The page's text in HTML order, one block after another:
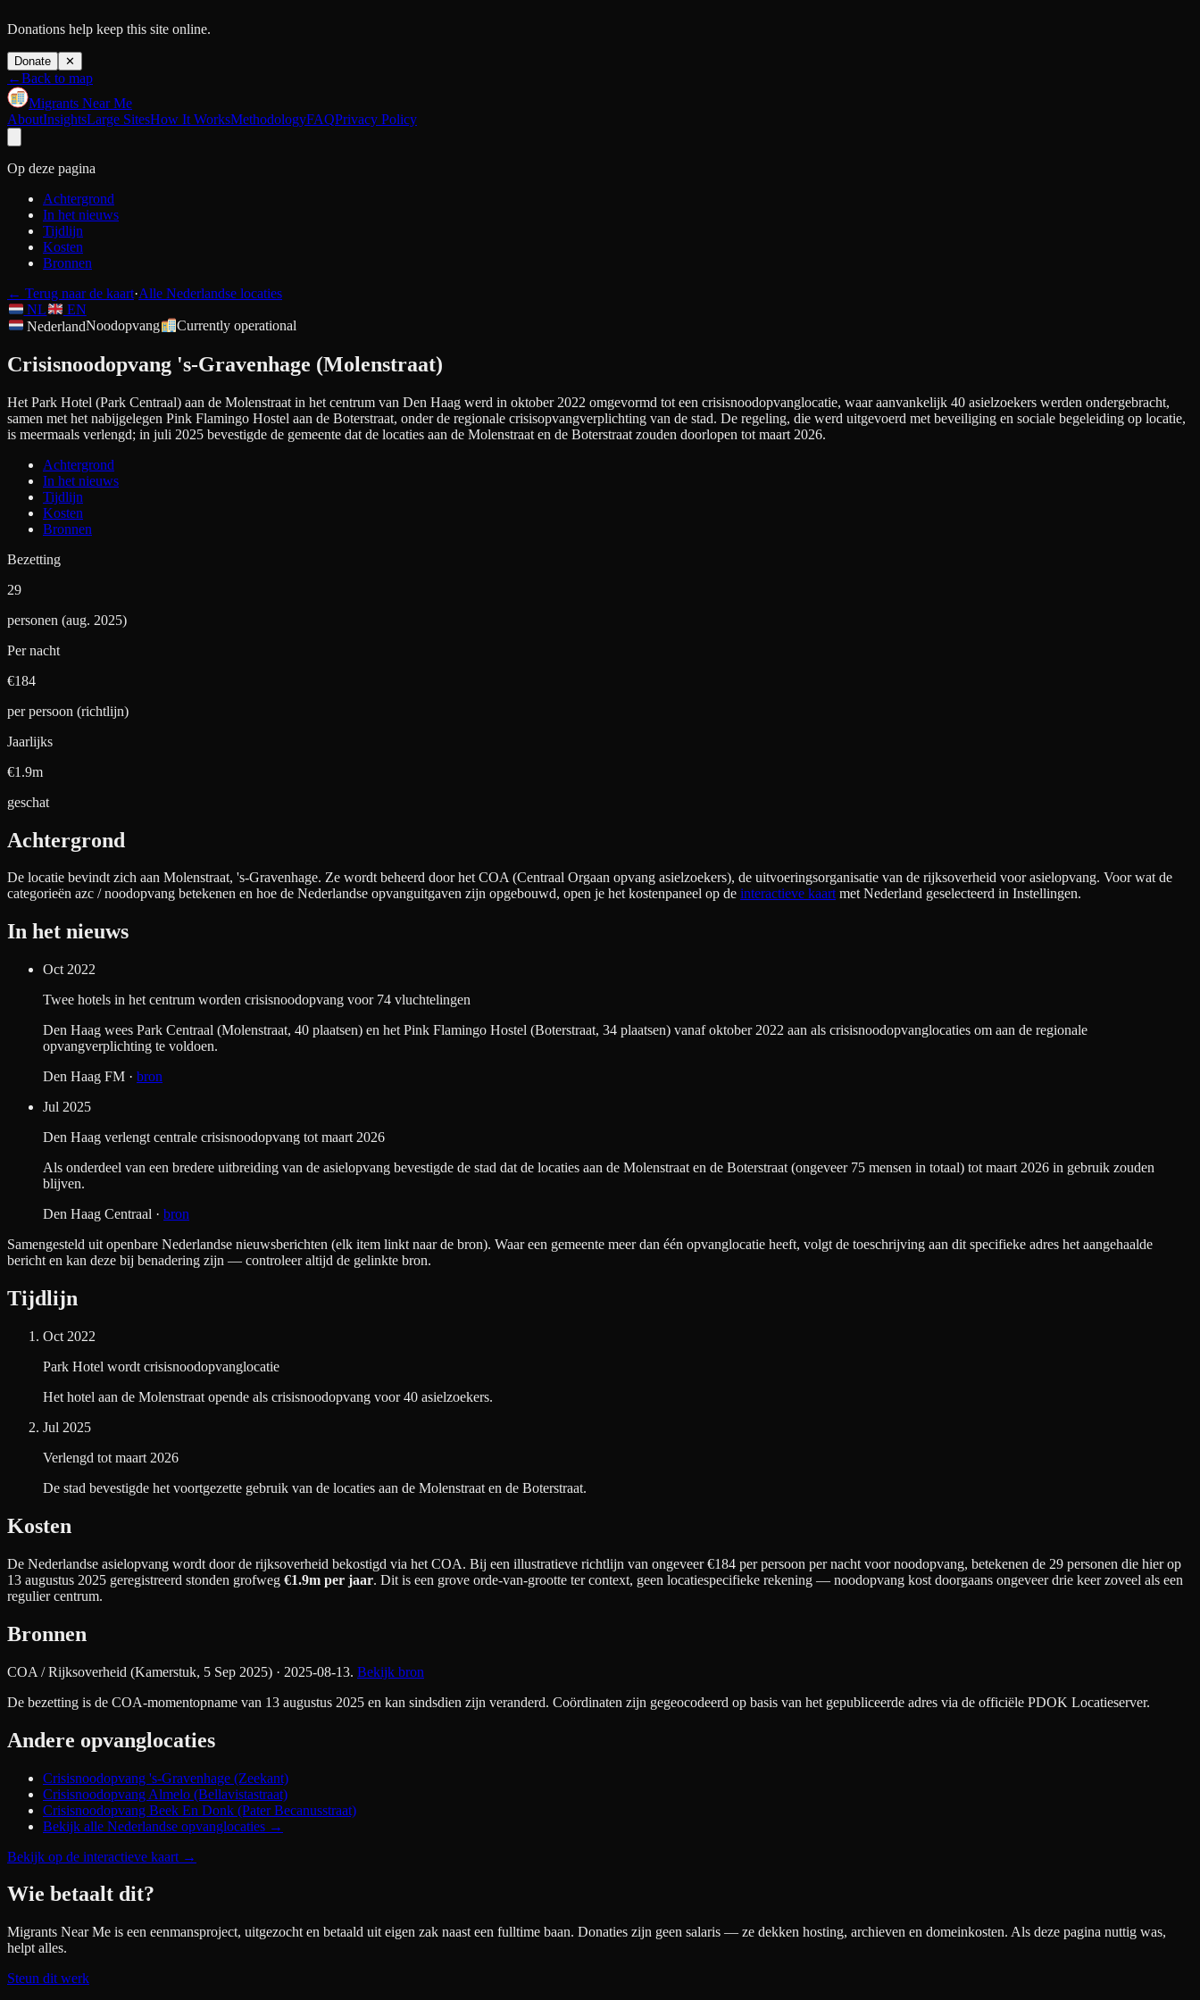
Donations help keep this site online.
Donate ✕
←Back to map
Migrants Near Me
AboutInsightsLarge SitesHow It WorksMethodologyFAQPrivacy Policy
Op deze pagina
Achtergrond
In het nieuws
Tijdlijn
Kosten
Bronnen
← Terug naar de kaart·Alle Nederlandse locaties
NL
EN
NederlandNoodopvang Currently operational
Crisisnoodopvang 's-Gravenhage (Molenstraat)
Het Park Hotel (Park Centraal) aan de Molenstraat in het centrum van Den Haag werd in oktober 2022 omgevormd tot een crisisnoodopvanglocatie, waar aanvankelijk 40 asielzoekers werden ondergebracht,
samen met het nabijgelegen Pink Flamingo Hostel aan de Boterstraat, onder de regionale crisisopvangverplichting van de stad. De regeling, die werd uitgevoerd met beveiliging en sociale begeleiding op locatie,
is meermaals verlengd; in juli 2025 bevestigde de gemeente dat de locaties aan de Molenstraat en de Boterstraat zouden doorlopen tot maart 2026.
Achtergrond
In het nieuws
Tijdlijn
Kosten
Bronnen
Bezetting
29
personen (aug. 2025)
Per nacht
€184
per persoon (richtlijn)
Jaarlijks
€1.9m
geschat
Achtergrond
De locatie bevindt zich aan Molenstraat, 's-Gravenhage. Ze wordt beheerd door het COA (Centraal Orgaan opvang asielzoekers), de uitvoeringsorganisatie van de rijksoverheid voor asielopvang. Voor wat de
categorieën azc / noodopvang betekenen en hoe de Nederlandse opvanguitgaven zijn opgebouwd, open je het kostenpaneel op de interactieve kaart met Nederland geselecteerd in Instellingen.
In het nieuws
Oct 2022
Twee hotels in het centrum worden crisisnoodopvang voor 74 vluchtelingen
Den Haag wees Park Centraal (Molenstraat, 40 plaatsen) en het Pink Flamingo Hostel (Boterstraat, 34 plaatsen) vanaf oktober 2022 aan als crisisnoodopvanglocaties om aan de regionale
opvangverplichting te voldoen.
Den Haag FM · bron
Jul 2025
Den Haag verlengt centrale crisisnoodopvang tot maart 2026
Als onderdeel van een bredere uitbreiding van de asielopvang bevestigde de stad dat de locaties aan de Molenstraat en de Boterstraat (ongeveer 75 mensen in totaal) tot maart 2026 in gebruik zouden
blijven.
Den Haag Centraal · bron
Samengesteld uit openbare Nederlandse nieuwsberichten (elk item linkt naar de bron). Waar een gemeente meer dan één opvanglocatie heeft, volgt de toeschrijving aan dit specifieke adres het aangehaalde
bericht en kan deze bij benadering zijn — controleer altijd de gelinkte bron.
Tijdlijn
Oct 2022
Park Hotel wordt crisisnoodopvanglocatie
Het hotel aan de Molenstraat opende als crisisnoodopvang voor 40 asielzoekers.
Jul 2025
Verlengd tot maart 2026
De stad bevestigde het voortgezette gebruik van de locaties aan de Molenstraat en de Boterstraat.
Kosten
De Nederlandse asielopvang wordt door de rijksoverheid bekostigd via het COA. Bij een illustratieve richtlijn van ongeveer €184 per persoon per nacht voor noodopvang, betekenen de 29 personen die hier op
13 augustus 2025 geregistreerd stonden grofweg €1.9m per jaar. Dit is een grove orde-van-grootte ter context, geen locatiespecifieke rekening — noodopvang kost doorgaans ongeveer drie keer zoveel als een
regulier centrum.
Bronnen
COA / Rijksoverheid (Kamerstuk, 5 Sep 2025) · 2025-08-13. Bekijk bron
De bezetting is de COA-momentopname van 13 augustus 2025 en kan sindsdien zijn veranderd. Coördinaten zijn gegeocodeerd op basis van het gepubliceerde adres via de officiële PDOK Locatieserver.
Andere opvanglocaties
Crisisnoodopvang 's-Gravenhage (Zeekant)
Crisisnoodopvang Almelo (Bellavistastraat)
Crisisnoodopvang Beek En Donk (Pater Becanusstraat)
Bekijk alle Nederlandse opvanglocaties →
Bekijk op de interactieve kaart →
Wie betaalt dit?
Migrants Near Me is een eenmansproject, uitgezocht en betaald uit eigen zak naast een fulltime baan. Donaties zijn geen salaris — ze dekken hosting, archieven en domeinkosten. Als deze pagina nuttig was,
helpt alles.
Steun dit werk